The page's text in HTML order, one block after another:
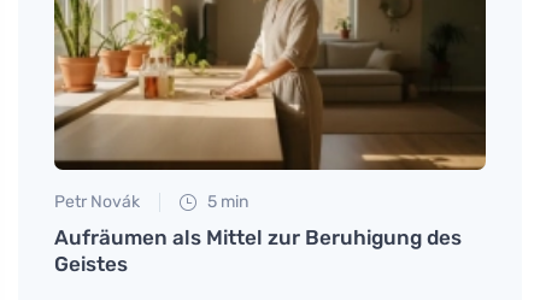
Petr Novák 5 min
Aufräumen als Mittel zur Beruhigung des
Geistes